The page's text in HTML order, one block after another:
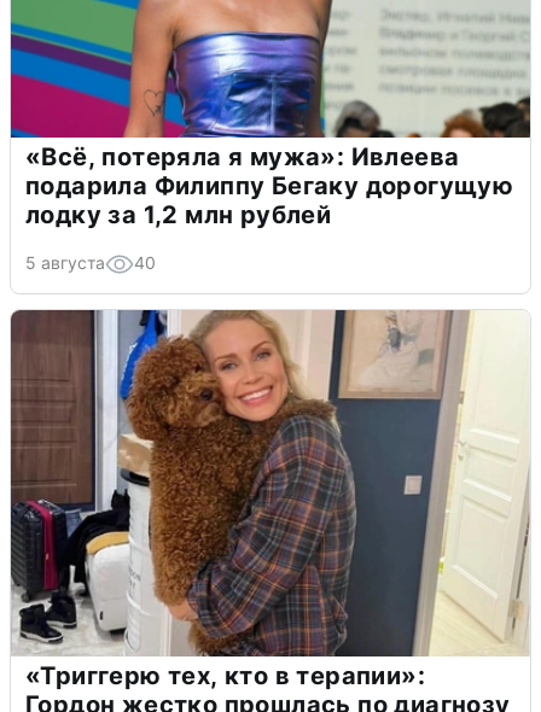
«Всё, потеряла я мужа»: Ивлеева
подарила Филиппу Бегаку дорогущую
лодку за 1,2 млн рублей
5 августа 40
«Триггерю тех, кто в терапии»:
Гордон жестко прошлась по диагнозу